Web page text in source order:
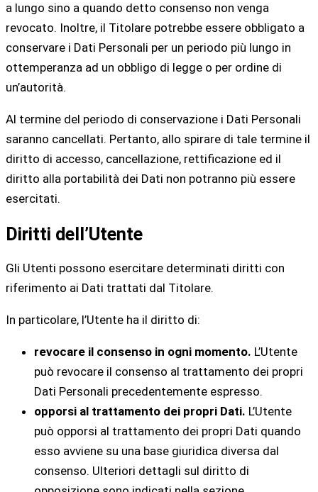
a lungo sino a quando detto consenso non venga
revocato. Inoltre, il Titolare potrebbe essere obbligato a
conservare i Dati Personali per un periodo più lungo in
ottemperanza ad un obbligo di legge o per ordine di
un’autorità.
Al termine del periodo di conservazione i Dati Personali
saranno cancellati. Pertanto, allo spirare di tale termine il
diritto di accesso, cancellazione, rettificazione ed il
diritto alla portabilità dei Dati non potranno più essere
esercitati.
Diritti dell’Utente
Gli Utenti possono esercitare determinati diritti con
riferimento ai Dati trattati dal Titolare.
In particolare, l’Utente ha il diritto di:
revocare il consenso in ogni momento. L’Utente
può revocare il consenso al trattamento dei propri
Dati Personali precedentemente espresso.
opporsi al trattamento dei propri Dati. L’Utente
può opporsi al trattamento dei propri Dati quando
esso avviene su una base giuridica diversa dal
consenso. Ulteriori dettagli sul diritto di